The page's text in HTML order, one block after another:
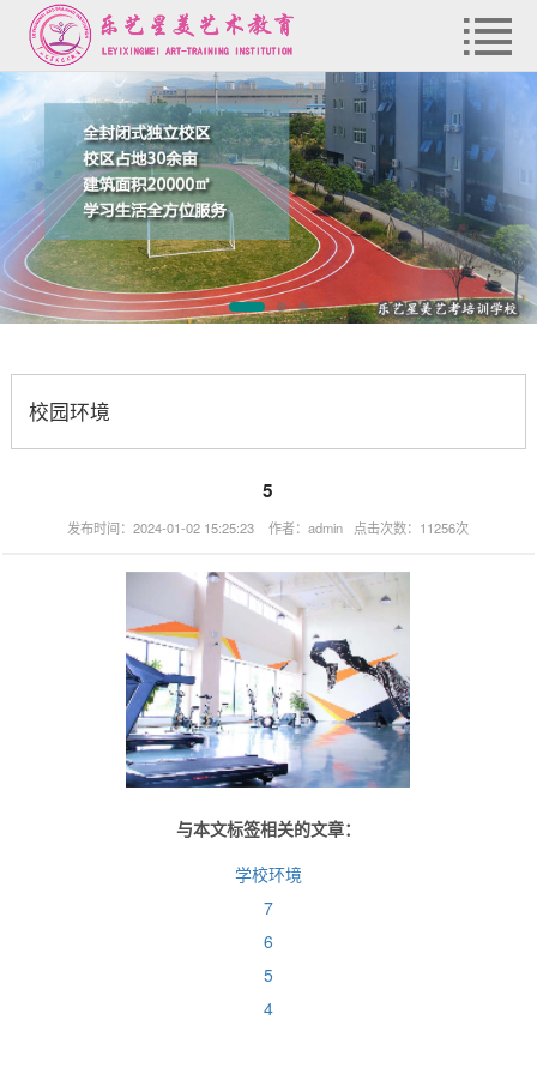
校园环境
5
发布时间：2024-01-02 15:25:23 作者：admin 点击次数：11256次
与本文标签相关的文章：
学校环境
7
6
5
4